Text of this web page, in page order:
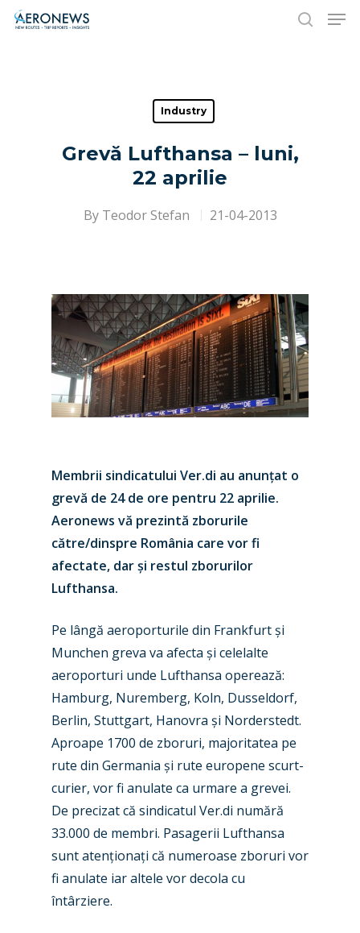
Hit enter to search or ESC to close
Industry
Grevă Lufthansa – luni,
22 aprilie
By Teodor Stefan 21-04-2013
Membrii sindicatului Ver.di au anunțat o
grevă de 24 de ore pentru 22 aprilie.
Aeronews vă prezintă zborurile
către/dinspre România care vor fi
afectate, dar și restul zborurilor
Lufthansa.
Pe lângă aeroporturile din Frankfurt și
Munchen greva va afecta și celelalte
aeroporturi unde Lufthansa operează:
Hamburg, Nuremberg, Koln, Dusseldorf,
Berlin, Stuttgart, Hanovra și Norderstedt.
Aproape 1700 de zboruri, majoritatea pe
rute din Germania și rute europene scurt-
curier, vor fi anulate ca urmare a grevei.
De precizat că sindicatul Ver.di numără
33.000 de membri. Pasagerii Lufthansa
sunt atenționați că numeroase zboruri vor
fi anulate iar altele vor decola cu
întârziere.
New Routes
Industry
Accidents / Incidents
Airshows